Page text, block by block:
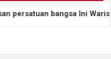
bangsa Ini Warisan